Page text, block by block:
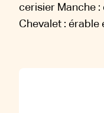
cerisier Manche :
Chevalet : érable
nitrocellulosique